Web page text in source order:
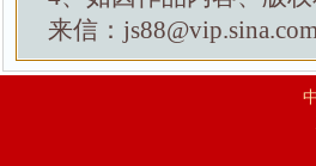
来信：js88@vip.sina.com